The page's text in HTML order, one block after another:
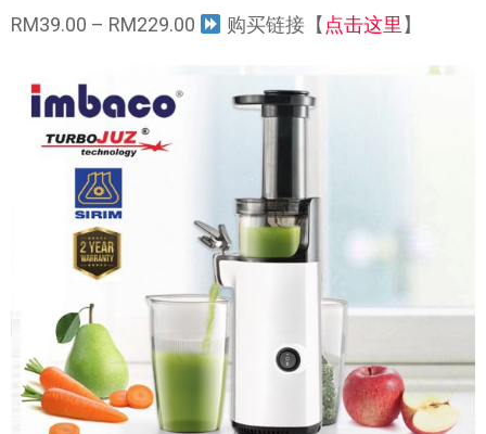
RM39.00 – RM229.00 购买链接【 点击这里 】